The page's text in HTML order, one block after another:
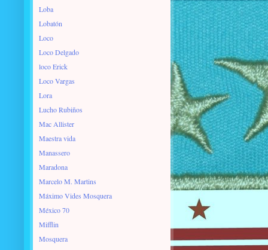
Loba
Lobatón
Loco
Loco Delgado
loco Erick
Loco Vargas
Lora
Lucho Rubiños
Mac Allister
Maestra vida
Manassero
Maradona
Marcelo M. Martins
Máximo Vides Mosquera
México 70
Mifflin
Mosquera